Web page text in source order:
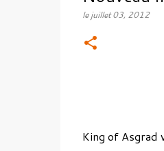
lejuillet 03, 2012
King of Asgrad